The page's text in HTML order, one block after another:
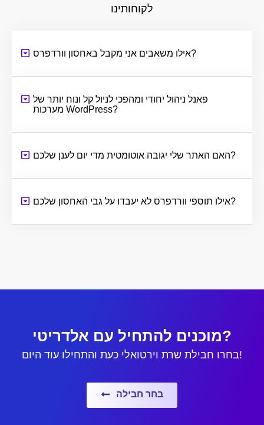
לקוחותינו
אילו משאבים אני מקבל באחסון וורדפרס?
פאנל ניהול יחודי ומהפכי לניול קל ונוח יותר של
מערכות WordPress?
האם האתר שלי יגובה אוטומטית מדי יום לענן שלכם?
אילו תוספי וורדפרס לא יעבדו על גבי האחסון שלכם?
מוכנים להתחיל עם אלדריטי?
בחרו חבילת שרת וירטואלי כעת והתחילו עוד היום!
בחר חבילה